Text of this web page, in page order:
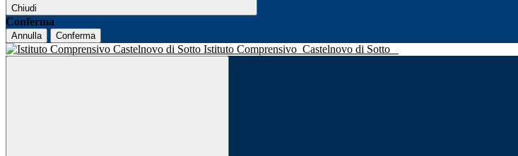
Chiudi
Conferma
Annulla Conferma
Istituto Comprensivo Castelnovo di Sotto